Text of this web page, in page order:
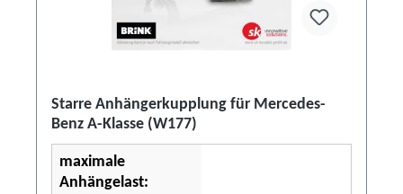
Starre Anhängerkupplung für Mercedes-
Benz A-Klasse (W177)
maximale
Anhängelast: